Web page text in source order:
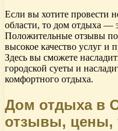
Если вы хотите провести
области, то дом отдыха —
Положительные отзывы
высокое качество услуг и
Здесь вы сможете
городской суеты и
комфортного отдыха.
Дом отдыха в
отзывы, цены,